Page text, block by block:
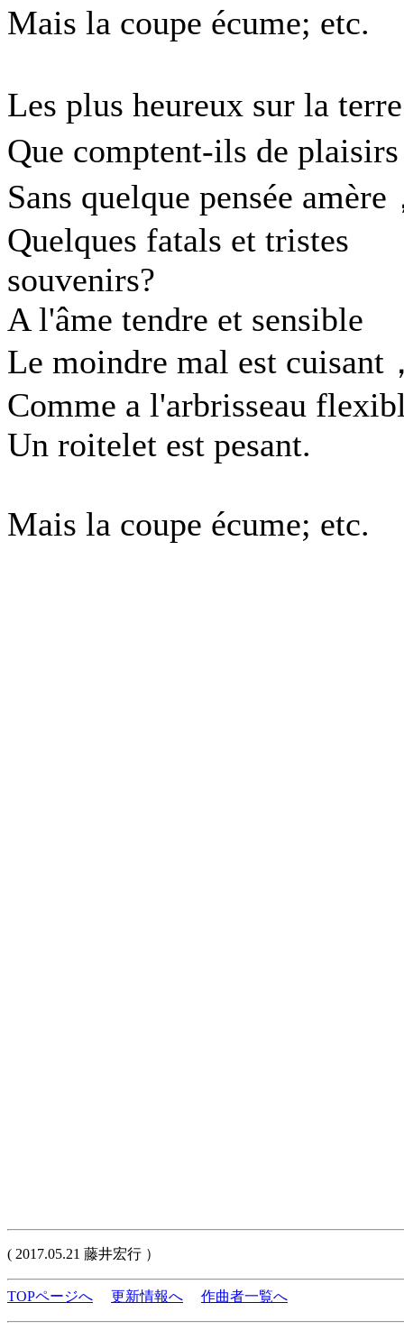
Mais la coupe écume; etc.
Les plus heureux sur la
Que comptent-ils de
Sans quelque pensée amère
Quelques fatals et tristes
souvenirs?
A l'âme tendre et sensible
Le moindre mal est cuisant
Comme a l'arbrisseau
Un roitelet est pesant.
Mais la coupe écume; etc.
( 2017.05.21 藤井宏行 ）
TOPページへ 更新情報へ 作曲者一覧へ